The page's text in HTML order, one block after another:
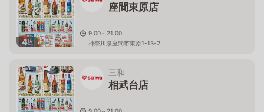
4枚
座間東原店
9:00～21:00
神奈川県座間市東原1-13-2
三和
相武台店